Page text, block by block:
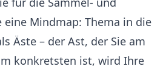
eine Mindmap: Thema in die
Äste – der Ast, der Sie am
konkretsten ist, wird Ihre